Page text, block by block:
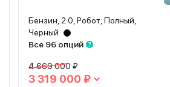
Бензин, 2.0, Робот, Полный,
Черный
Все 96 опций
4 669 000 ₽
3 319 000 ₽